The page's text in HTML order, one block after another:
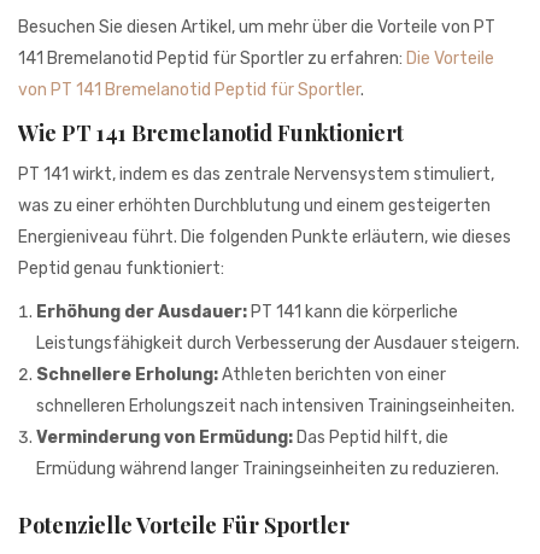
Besuchen Sie diesen Artikel, um mehr über die Vorteile von PT
141 Bremelanotid Peptid für Sportler zu erfahren: Die Vorteile
von PT 141 Bremelanotid Peptid für Sportler.
Wie PT 141 Bremelanotid Funktioniert
PT 141 wirkt, indem es das zentrale Nervensystem stimuliert,
was zu einer erhöhten Durchblutung und einem gesteigerten
Energieniveau führt. Die folgenden Punkte erläutern, wie dieses
Peptid genau funktioniert:
Erhöhung der Ausdauer: PT 141 kann die körperliche
Leistungsfähigkeit durch Verbesserung der Ausdauer steigern.
Schnellere Erholung:Athleten berichten von einer
schnelleren Erholungszeit nach intensiven Trainingseinheiten.
Verminderung von Ermüdung: Das Peptid hilft, die
Ermüdung während langer Trainingseinheiten zu reduzieren.
Potenzielle Vorteile Für Sportler